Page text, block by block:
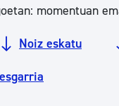
momentuan
Noiz eskatu